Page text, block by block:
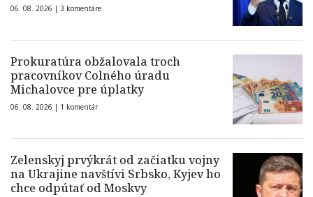
06. 08. 2026 | 3 komentáre
Prokuratúra obžalovala troch
pracovníkov Colného úradu
Michalovce pre úplatky
06. 08. 2026 | 1 komentár
Zelenskyj prvýkrát od začiatku vojny
na Ukrajine navštívi Srbsko, Kyjev ho
chce odpútať od Moskvy